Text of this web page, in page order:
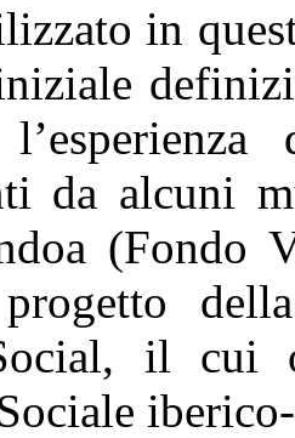
in
da alcuni
(Fondo
il cui